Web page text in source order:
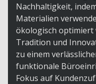
Nachhaltigkeit,
Materialien
ökologisch optimiert
Tradition und
zu einem
funktionale
Fokus auf